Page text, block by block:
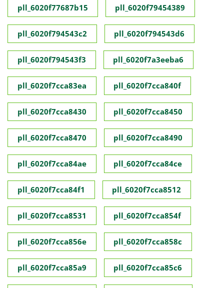
pll_6020f77687b15 pll_6020f79454389
pll_6020f794543c2 pll_6020f794543d6
pll_6020f794543f3 pll_6020f7a3eeba6
pll_6020f7cca83ea pll_6020f7cca840f
pll_6020f7cca8430 pll_6020f7cca8450
pll_6020f7cca8470 pll_6020f7cca8490
pll_6020f7cca84ae pll_6020f7cca84ce
pll_6020f7cca84f1 pll_6020f7cca8512
pll_6020f7cca8531 pll_6020f7cca854f
pll_6020f7cca856e pll_6020f7cca858c
pll_6020f7cca85a9 pll_6020f7cca85c6